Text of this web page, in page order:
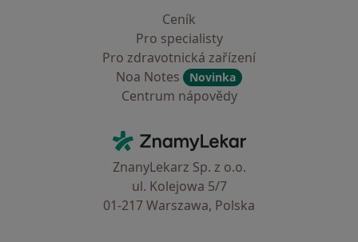
Ceník
Pro specialisty
Pro zdravotnická zařízení
Noa Notes
Novinka
Centrum nápovědy
ZnamyLekar - Hlavní stránka
ZnanyLekarz Sp. z o.o.
ul. Kolejowa 5/7
01-217 Warszawa, Polska